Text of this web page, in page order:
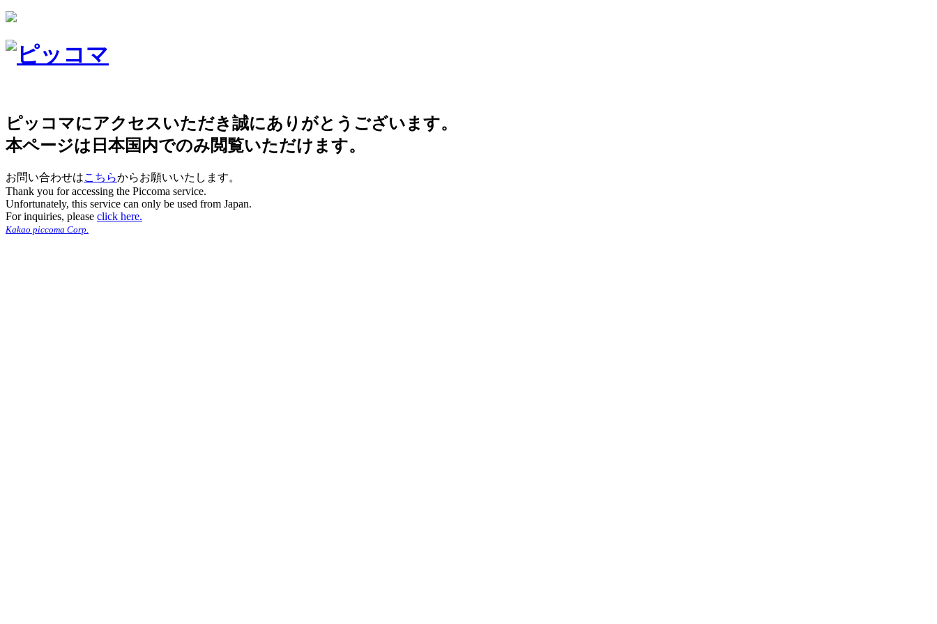
ピッコマにアクセスいただき誠にありがとうございます。
本ページは日本国内でのみ閲覧いただけます。
お問い合わせはこちらからお願いいたします。
Thank you for accessing the Piccoma service.
Unfortunately, this service can only be used from Japan.
For inquiries, please click here.
Kakao piccoma Corp.